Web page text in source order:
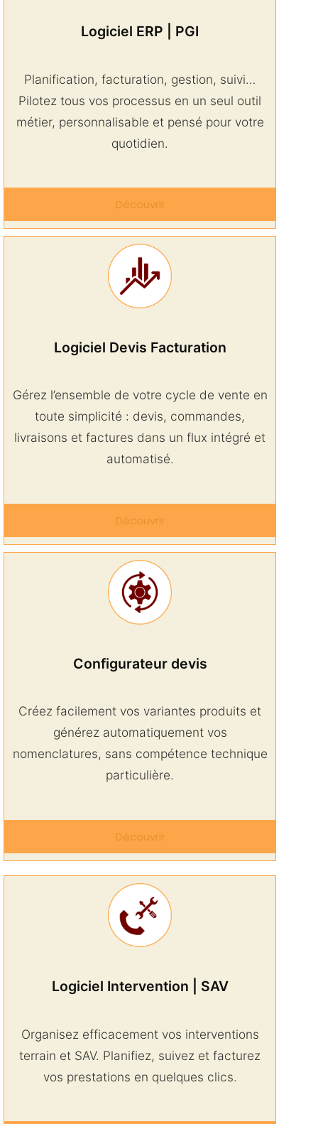
Logiciel ERP | PGI
Planification, facturation, gestion, suivi…
Pilotez tous vos processus en un seul outil
métier, personnalisable et pensé pour votre
quotidien.
Découvrir
Logiciel Devis Facturation
Gérez l’ensemble de votre cycle de vente en
toute simplicité : devis, commandes,
livraisons et factures dans un flux intégré et
automatisé.
Découvrir
Configurateur devis
Créez facilement vos variantes produits et
générez automatiquement vos
nomenclatures, sans compétence technique
particulière.
Découvrir
Logiciel Intervention | SAV
Organisez efficacement vos interventions
terrain et SAV. Planifiez, suivez et facturez
vos prestations en quelques clics.